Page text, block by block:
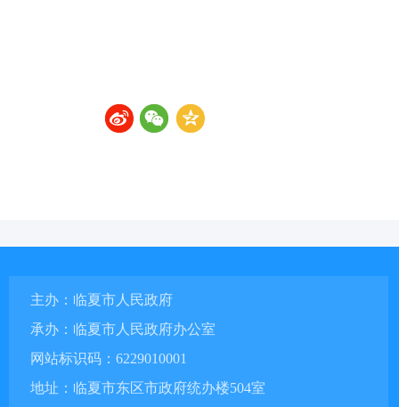
主办：临夏市人民政府
承办：临夏市人民政府办公室
网站标识码：6229010001
地址：临夏市东区市政府统办楼504室